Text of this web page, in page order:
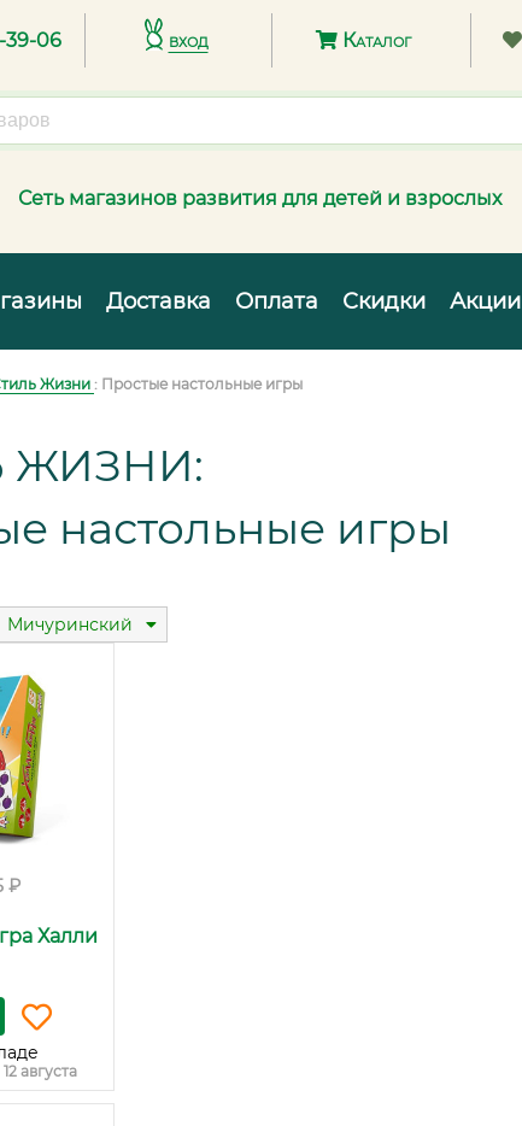
39-06 вход Каталог
Сеть магазинов развития для детей и взрослых
Доставка Оплата Скидки Акции
Жизни: Простые настольные игры
ЖИЗНИ:
настольные игры
Мичуринский
₽
Халли
12 августа